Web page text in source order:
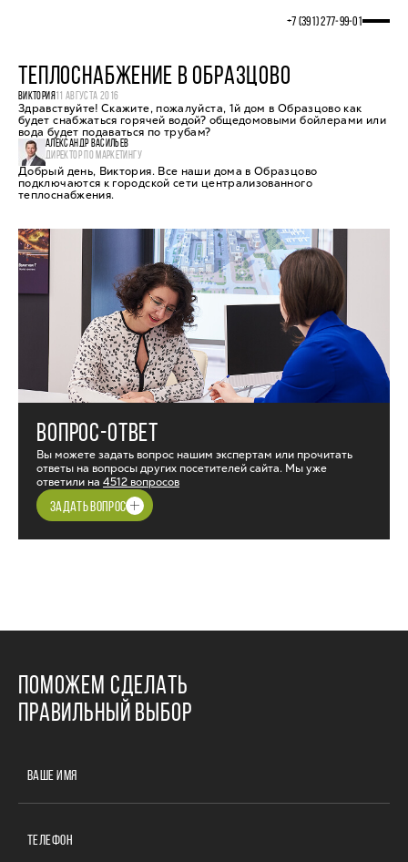
+7 (391) 277‒99‒01
ТЕПЛОСНАБЖЕНИЕ В ОБРАЗЦОВО
ВИКТОРИЯ11 АВГУСТА 2016
Здравствуйте! Скажите, пожалуйста, 1й дом в Образцово как
будет снабжаться горячей водой? общедомовыми бойлерами или
вода будет подаваться по трубам?
АЛЕКСАНДР ВАСИЛЬЕВ
ДИРЕКТОР ПО МАРКЕТИНГУ
Добрый день, Виктория. Все наши дома в Образцово
подключаются к городской сети централизованного
теплоснабжения.
ВОПРОС-ОТВЕТ
Вы можете задать вопрос нашим экспертам или прочитать
ответы на вопросы других посетителей сайта. Мы уже
ответили на 4512 вопросов
ЗАДАТЬ ВОПРОС
ПОМОЖЕМ СДЕЛАТЬ
ПРАВИЛЬНЫЙ ВЫБОР
ВАШЕ ИМЯ
ТЕЛЕФОН